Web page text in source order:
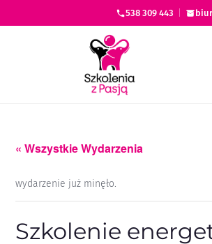
538 309 443
« Wszystkie Wydarzenia
wydarzenie już minęło.
Szkolenie